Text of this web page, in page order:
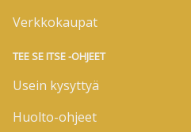
Verkkokaupat
TEE SE ITSE -OHJEET
Usein kysyttyä
Huolto-ohjeet